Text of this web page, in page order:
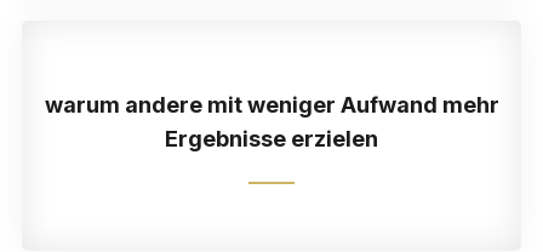
warum andere mit weniger Aufwand mehr
Ergebnisse erzielen